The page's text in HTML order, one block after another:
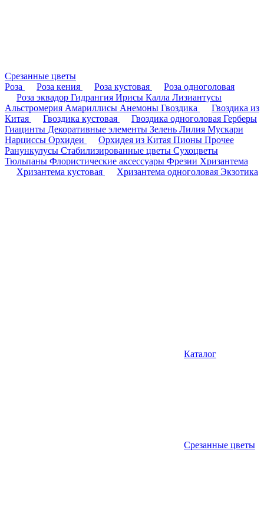
Срезанные цветы
Роза
Роза кения Роза кустовая
Роза одноголовая
Роза эквадор Гидрангия Ирисы Калла Лизиантусы
Альстромерия Амариллисы Анемоны Гвоздика
Гвоздика из
Китая
Гвоздика кустовая Гвоздика одноголовая Герберы
Гиацинты Декоративные элементы Зелень Лилия Мускари
Нарциссы Орхидеи Орхидея из Китая Пионы Прочее
Ранункулусы Стабилизированные цветы Сухоцветы
Тюльпаны Флористические аксессуары Фрезии Хризантема
Хризантема кустовая
Хризантема одноголовая Экзотика
Каталог
Срезанные цветы